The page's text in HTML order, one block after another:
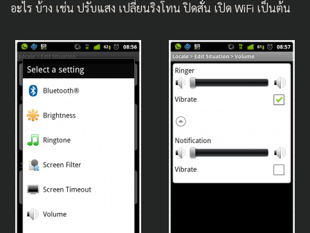
อะไร บ้าง เช่น ปรับแสง เปลี่ยนริงโทน ปิดสั่น เปิด WiFi เป็นต้น